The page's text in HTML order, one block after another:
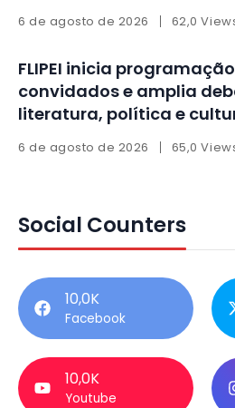
6 de agosto de 2026 62,0
FLIPEI inicia
convidados e amplia
literatura, política e
6 de agosto de 2026 65,0
Social Counters
10,0K
Facebook
10,0K
Youtube